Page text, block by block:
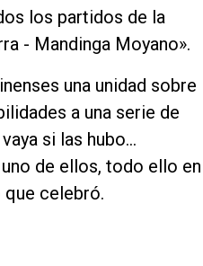
los partidos de la
- Mandinga Moyano».
una unidad sobre
a una serie de
si las hubo…
de ellos, todo ello en
que celebró.